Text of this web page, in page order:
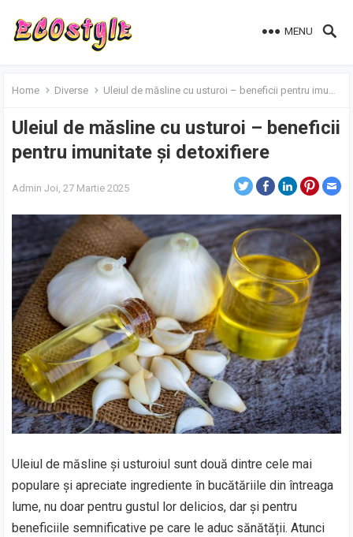
MENU
Home Diverse Uleiul de măsline cu usturoi – beneficii pentru imunitate și detoxifiere
Uleiul de măsline cu usturoi – beneficii
pentru imunitate și detoxifiere
Admin Joi, 27 Martie 2025
Uleiul de măsline și usturoiul sunt două dintre cele mai
populare și apreciate ingrediente în bucătăriile din întreaga
lume, nu doar pentru gustul lor delicios, dar și pentru
beneficiile semnificative pe care le aduc sănătății. Atunci